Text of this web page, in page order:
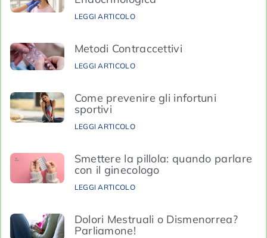
LEGGI ARTICOLO
Metodi Contraccettivi
LEGGI ARTICOLO
Come prevenire gli infortuni
sportivi
LEGGI ARTICOLO
Smettere la pillola: quando parlare
con il ginecologo
LEGGI ARTICOLO
Dolori Mestruali o Dismenorrea?
Parliamone!